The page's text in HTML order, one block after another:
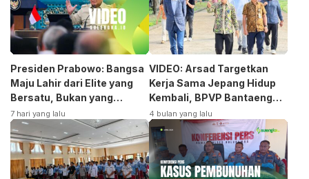
Presiden Prabowo: Bangsa
Maju Lahir dari Elite yang
Bersatu, Bukan yang
Terpecah
7 hari yang lalu
VIDEO: Arsad Targetkan
Kerja Sama Jepang Hidup
Kembali, BPVP Bantaeng
Siap Bangkitkan Jurusan
Otomotif
4 bulan yang lalu